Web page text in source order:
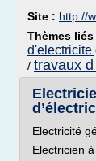
Site : http://
Thèmes liés
d'electricite
/ travaux
Electricité
Electricien